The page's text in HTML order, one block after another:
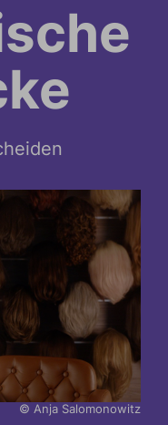
© Anja Salomonowitz